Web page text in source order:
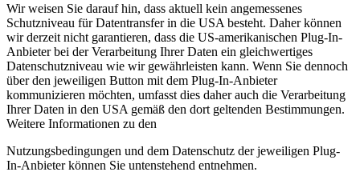
Wir weisen Sie darauf hin, dass aktuell kein angemessenes
Schutzniveau für Datentransfer in die USA besteht. Daher können
wir derzeit nicht garantieren, dass die US-amerikanischen Plug-In-
Anbieter bei der Verarbeitung Ihrer Daten ein gleichwertiges
Datenschutzniveau wie wir gewährleisten kann. Wenn Sie dennoch
über den jeweiligen Button mit dem Plug-In-Anbieter
kommunizieren möchten, umfasst dies daher auch die Verarbeitung
Ihrer Daten in den USA gemäß den dort geltenden Bestimmungen.
Weitere Informationen zu den
Nutzungsbedingungen und dem Datenschutz der jeweiligen Plug-
In-Anbieter können Sie untenstehend entnehmen.